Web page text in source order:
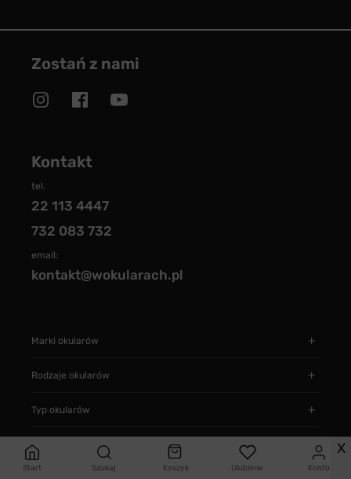
Start Szukaj Koszyk Ulubione Konto
Zostań z nami
Kontakt
tel.
22 113 4447
732 083 732
email:
kontakt@wokularach.pl
Marki okularów
Rodzaje okularów
Typ okularów
Informacje X